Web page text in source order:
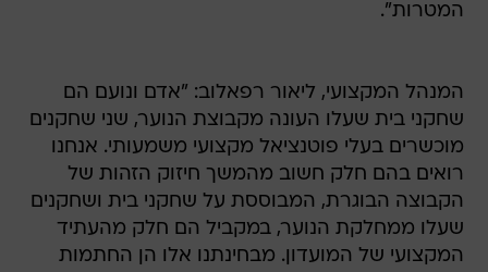
המטרות".
המנהל המקצועי, ליאור רפאלוב: "אדם ונועם הם
שחקני בית שעלו העונה מקבוצת הנוער, שני שחקנים
מוכשרים בעלי פוטנציאל מקצועי משמעותי. אנחנו
רואים בהם חלק חשוב מהמשך חיזוק הזהות של
הקבוצה הבוגרת, המבוססת על שחקני בית ושחקנים
שעלו ממחלקת הנוער, במקביל הם חלק מהעתיד
המקצועי של המועדון. מבחינתנו אלו הן החתמות